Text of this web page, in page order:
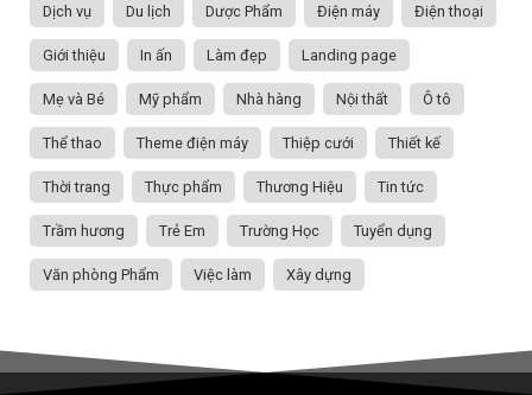
Dịch vụ Du lịch Dược Phẩm Điện máy Điện thoại
Giới thiệu In ấn Làm đẹp Landing page
Mẹ và Bé Mỹ phẩm Nhà hàng Nội thất Ô tô
Thể thao Theme điện máy Thiệp cưới Thiết kế
Thời trang Thực phẩm Thương Hiệu Tin tức
Trầm hương Trẻ Em Trường Học Tuyển dụng
Văn phòng Phẩm Việc làm Xây dựng